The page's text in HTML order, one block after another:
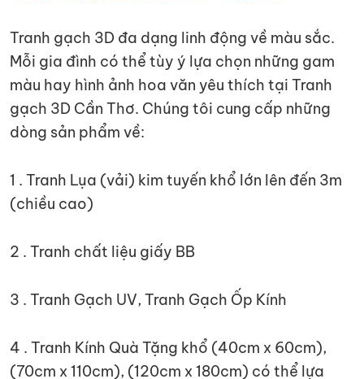
Tranh gạch 3D đa dạng linh động về màu sắc.
Mỗi gia đình có thể tùy ý lựa chọn những gam
màu hay hình ảnh hoa văn yêu thích tại Tranh
gạch 3D Cần Thơ. Chúng tôi cung cấp những
dòng sản phẩm về:
1 . Tranh Lụa (vải) kim tuyến khổ lớn lên đến 3m
(chiều cao)
2 . Tranh chất liệu giấy BB
3 . Tranh Gạch UV, Tranh Gạch Ốp Kính
4 . Tranh Kính Quà Tặng khổ (40cm x 60cm),
(70cm x 110cm), (120cm x 180cm) có thể lựa